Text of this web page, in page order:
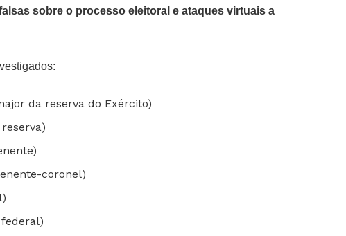
sobre o processo eleitoral e ataques virtuais a
da reserva do Exército)
coronel)